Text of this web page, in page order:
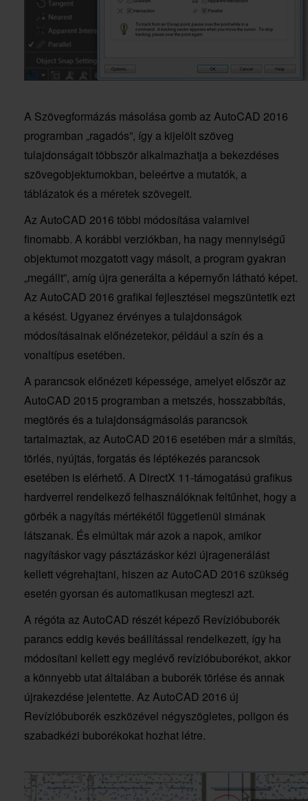
A Szövegformázás másolása gomb az AutoCAD 2016
programban „ragadós”, így a kijelölt szöveg
tulajdonságait többször alkalmazhatja a bekezdéses
szövegobjektumokban, beleértve a mutatók, a
táblázatok és a méretek szövegeit.
Az AutoCAD 2016 többi módosítása valamivel
finomabb. A korábbi verziókban, ha nagy mennyiségű
objektumot mozgatott vagy másolt, a program gyakran
„megállt”, amíg újra generálta a képernyőn látható képet.
Az AutoCAD 2016 grafikai fejlesztései megszüntetik ezt
a késést. Ugyanez érvényes a tulajdonságok
módosításainak előnézetekor, például a szín és a
vonaltípus esetében.
A parancsok előnézeti képessége, amelyet először az
AutoCAD 2015 programban a metszés, hosszabbítás,
megtörés és a tulajdonságmásolás parancsok
tartalmaztak, az AutoCAD 2016 esetében már a simítás,
törlés, nyújtás, forgatás és léptékezés parancsok
esetében is elérhető. A DirectX 11-támogatású grafikus
hardverrel rendelkező felhasználóknak feltűnhet, hogy a
görbék a nagyítás mértékétől függetlenül simának
látszanak. És elmúltak már azok a napok, amikor
nagyításkor vagy pásztázáskor kézi újragenerálást
kellett végrehajtani, hiszen az AutoCAD 2016 szükség
esetén gyorsan és automatikusan megteszi azt.
A régóta az AutoCAD részét képező Revízióbuborék
parancs eddig kevés beállítással rendelkezett, így ha
módosítani kellett egy meglévő revízióbuborékot, akkor
a könnyebb utat általában a buborék törlése és annak
újrakezdése jelentette. Az AutoCAD 2016 új
Revízióbuborék eszközével négyszögletes, poligon és
szabadkézi buborékokat hozhat létre.